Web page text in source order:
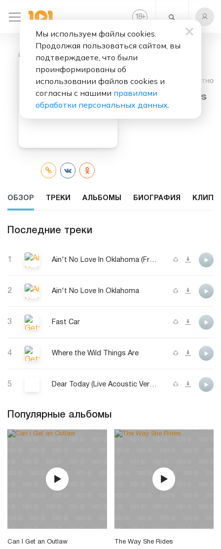
18+
Слушать бесплатно
Luke Combs
ОБЗОР ТРЕКИ АЛЬБОМЫ БИОГРАФИЯ КЛИПЫ
Последние треки
Ain't No Love In Oklahoma (From Twisters: The Album)
2 Ain't No Love In Oklahoma
3 Fast Car
4 Where the Wild Things Are
5 Dear Today (Live Acoustic Version)
Популярные альбомы
Can I Get an Outlaw The Way She Rides
Мы используем файлы cookies.
Продолжая пользоваться сайтом, вы
подтверждаете, что были
проинформированы об
использовании файлов cookies и
согласны с нашими правилами
обработки персональных данных.